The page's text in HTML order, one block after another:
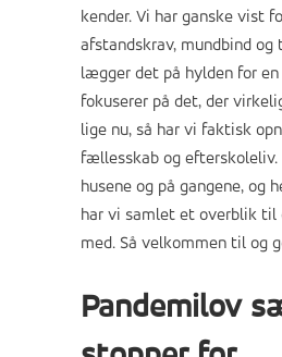
kender. Vi har ganske vist
afstandskrav, mundbind og
lægger det på hylden for en
fokuserer på det, der
lige nu, så har vi faktisk
fællesskab og efterskoleliv.
husene og på gangene, og
har vi samlet et overblik til
med. Så velkommen til og
Pandemilov